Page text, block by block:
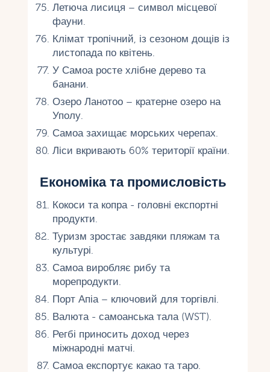
Летюча лисиця – символ місцевої
фауни.
Клімат тропічний, із сезоном дощів із
листопада по квітень.
У Самоа росте хлібне дерево та
банани.
Озеро Ланотоо – кратерне озеро на
Уполу.
Самоа захищає морських черепах.
Ліси вкривають 60% території країни.
Економіка та промисловість
Кокоси та копра - головні експортні
продукти.
Туризм зростає завдяки пляжам та
культурі.
Самоа виробляє рибу та
морепродукти.
Порт Апіа – ключовий для торгівлі.
Валюта - самоанська тала (WST).
Регбі приносить доход через
міжнародні матчі.
Самоа експортує какао та таро.